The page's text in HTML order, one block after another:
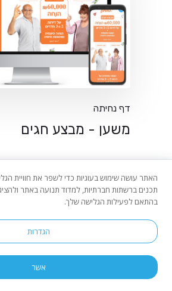
דף נחיתה
משען - מבצע חגים
לקבלת הצעת מחיר ופרטים
דברו איתנו
האתר עושה שימוש בעוגיות כדי לשפר את חוויית
תכנים ברשתות חברתיות, למדוד תנועה באתר
בהתאם לפעילות הגלישה שלך.
הגדרות
אשר